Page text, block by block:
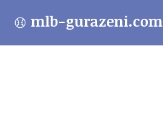
mlb-gurazeni.com